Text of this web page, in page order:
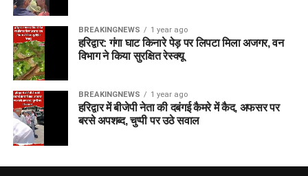
BREAKINGNEWS 1 year ago
हरिद्वार: गंगा घाट किनारे पेड़ पर लिपटा मिला अजगर, वन
विभाग ने किया सुरक्षित रेस्क्यू
BREAKINGNEWS 1 year ago
हरिद्वार में बीजेपी नेता की दबंगई कैमरे में कैद, अफसर पर
बरसे अपशब्द, चुप्पी पर उठे सवाल